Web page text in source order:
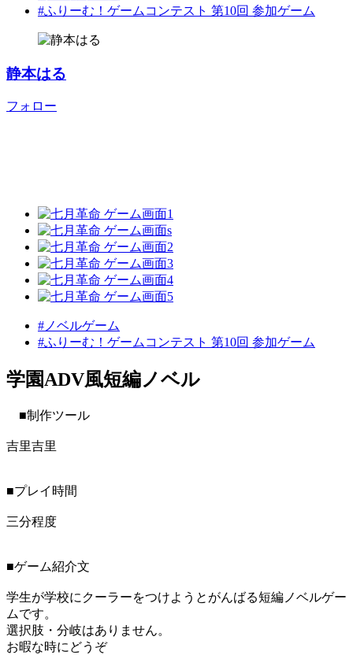
#ふりーむ！ゲームコンテスト 第10回 参加ゲーム
静本はる
フォロー
#ノベルゲーム
#ふりーむ！ゲームコンテスト 第10回 参加ゲーム
学園ADV風短編ノベル
■制作ツール
吉里吉里
■プレイ時間
三分程度
■ゲーム紹介文
学生が学校にクーラーをつけようとがんばる短編ノベルゲー
ムです。
選択肢・分岐はありません。
お暇な時にどうぞ